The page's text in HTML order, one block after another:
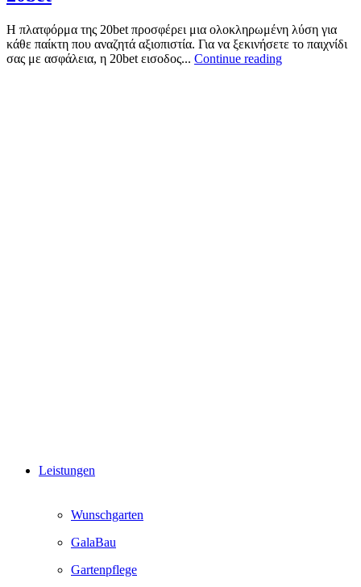
Η πλατφόρμα της 20bet προσφέρει μια ολοκληρωμένη λύση για
κάθε παίκτη που αναζητά αξιοπιστία. Για να ξεκινήσετε το παιχνίδι
σας με ασφάλεια, η 20bet εισοδος... Continue reading
Leistungen
Wunschgarten
GalaBau
Gartenpflege